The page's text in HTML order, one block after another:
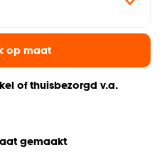
op maat
of thuisbezorgd v.a.
gemaakt